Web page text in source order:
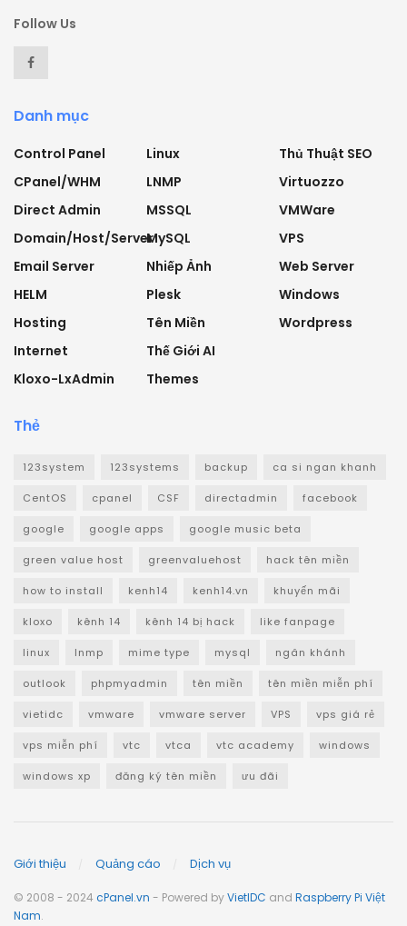
Follow Us
Danh mục
Control Panel
CPanel/WHM
Direct Admin
Domain/Host/Server
Email Server
HELM
Hosting
Internet
Kloxo-LxAdmin
Linux
LNMP
MSSQL
MySQL
Nhiếp Ảnh
Plesk
Tên Miền
Thế Giới AI
Themes
Thủ Thuật SEO
Virtuozzo
VMWare
VPS
Web Server
Windows
Wordpress
Thẻ
123system 123systems backup ca si ngan khanh
CentOS cpanel CSF directadmin facebook
google google apps google music beta
green value host greenvaluehost hack tên miền
how to install kenh14 kenh14.vn khuyến mãi
kloxo kênh 14 kênh 14 bị hack like fanpage
linux lnmp mime type mysql ngân khánh
outlook phpmyadmin tên miền tên miền miễn phí
vietidc vmware vmware server VPS vps giá rẻ
vps miễn phí vtc vtca vtc academy windows
windows xp đăng ký tên miền ưu đãi
Giới thiệu Quảng cáo Dịch vụ
© 2008 - 2024 cPanel.vn - Powered byVietIDC and Raspberry Pi Việt
Nam.